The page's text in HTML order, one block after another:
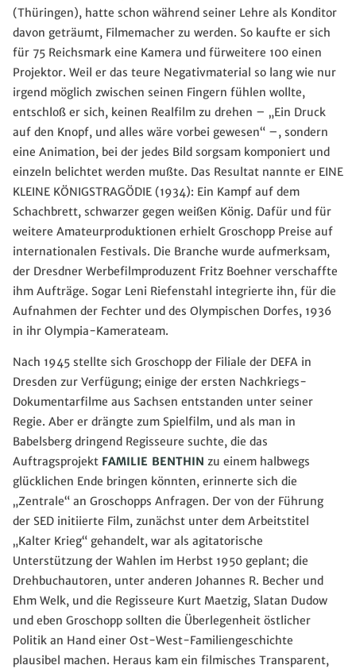
(Thüringen), hatte schon während seiner Lehre als Konditor
davon geträumt, Filmemacher zu werden. So kaufte er sich
für 75 Reichsmark eine Kamera und fürweitere 100 einen
Projektor. Weil er das teure Negativmaterial so lang wie nur
irgend möglich zwischen seinen Fingern fühlen wollte,
entschloß er sich, keinen Realfilm zu drehen – „Ein Druck
auf den Knopf, und alles wäre vorbei gewesen“ –, sondern
eine Animation, bei der jedes Bild sorgsam komponiert und
einzeln belichtet werden mußte. Das Resultat nannte er EINE
KLEINE KÖNIGSTRAGÖDIE (1934): Ein Kampf auf dem
Schachbrett, schwarzer gegen weißen König. Dafür und für
weitere Amateurproduktionen erhielt Groschopp Preise auf
internationalen Festivals. Die Branche wurde aufmerksam,
der Dresdner Werbefilmproduzent Fritz Boehner verschaffte
ihm Aufträge. Sogar Leni Riefenstahl integrierte ihn, für die
Aufnahmen der Fechter und des Olympischen Dorfes, 1936
in ihr Olympia-Kamerateam.
Nach 1945 stellte sich Groschopp der Filiale der DEFA in
Dresden zur Verfügung; einige der ersten Nachkriegs-
Dokumentarfilme aus Sachsen entstanden unter seiner
Regie. Aber er drängte zum Spielfilm, und als man in
Babelsberg dringend Regisseure suchte, die das
Auftragsprojekt FAMILIE BENTHIN zu einem halbwegs
glücklichen Ende bringen könnten, erinnerte sich die
„Zentrale“ an Groschopps Anfragen. Der von der Führung
der SED initiierte Film, zunächst unter dem Arbeitstitel
„Kalter Krieg“ gehandelt, war als agitatorische
Unterstützung der Wahlen im Herbst 1950 geplant; die
Drehbuchautoren, unter anderen Johannes R. Becher und
Ehm Welk, und die Regisseure Kurt Maetzig, Slatan Dudow
und eben Groschopp sollten die Überlegenheit östlicher
Politik an Hand einer Ost-West-Familiengeschichte
plausibel machen. Heraus kam ein filmisches Transparent,